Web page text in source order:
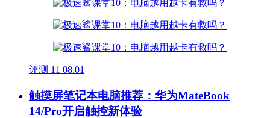
评测 11 08.01
触摸屏笔记本电脑推荐：华为MateBook
14/Pro开启触控新体验